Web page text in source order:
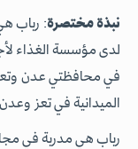
نبذة مختصرة: رباب
لدى مؤسسة الغذاء
في محافظتي عدن
الميدانية في تعز
رباب هي مدربة في